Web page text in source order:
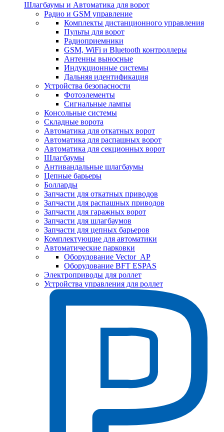
Шлагбаумы и Автоматика для ворот
Радио и GSM управление
Комплекты дистанционного управления
Пульты для ворот
Радиоприемники
GSM, WiFi и Bluetooth контроллеры
Антенны выносные
Индукционные системы
Дальняя идентификация
Устройства безопасности
Фотоэлементы
Сигнальные лампы
Консольные системы
Складные ворота
Автоматика для откатных ворот
Автоматика для распашных ворот
Автоматика для секционных ворот
Шлагбаумы
Антивандальные шлагбаумы
Цепные барьеры
Болларды
Запчасти для откатных приводов
Запчасти для распашных приводов
Запчасти для гаражных ворот
Запчасти для шлагбаумов
Запчасти для цепных барьеров
Комплектующие для автоматики
Автоматические парковки
Оборудование Vector_AP
Оборудование BFT ESPAS
Электроприводы для роллет
Устройства управления для роллет